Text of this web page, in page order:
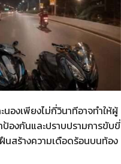
องเพียงไม่กี่วินาทีอาจทำให้ผู้
องกันและปราบปรามการขับขี่
สร้างความเดือดร้อนบนท้อง